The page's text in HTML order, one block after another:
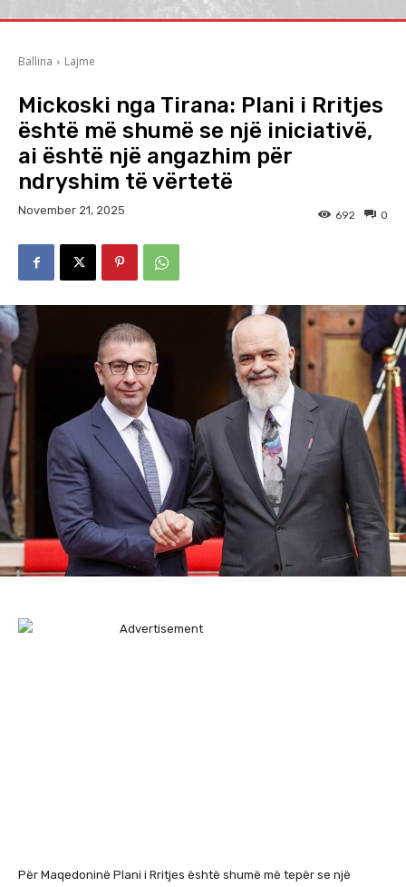
Ballina Lajme
Mickoski nga Tirana: Plani i Rritjes
është më shumë se një iniciativë,
ai është një angazhim për
ndryshim të vërtetë
November 21, 2025 0
692
Për Maqedoninë Plani i Rritjes është shumë më tepër se një